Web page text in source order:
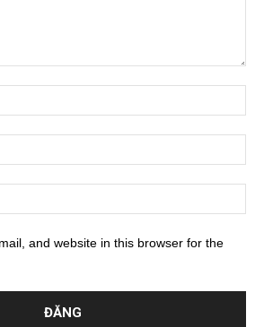
and website in this browser for the